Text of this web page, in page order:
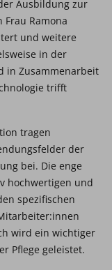
Ausbildung zur
Ramona
und weitere
in der
in Zusammenarbeit
trifft
tragen
der
bei. Die enge
hochwertigen und
spezifischen
wird ein wichtiger
Pflege geleistet.